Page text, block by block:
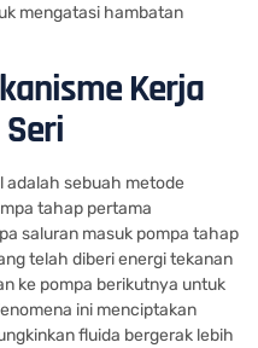
mengatasi hambatan
Kerja
adalah sebuah metode
tahap pertama
saluran masuk pompa tahap
telah diberi energi tekanan
ke pompa berikutnya untuk
ini menciptakan
fluida bergerak lebih